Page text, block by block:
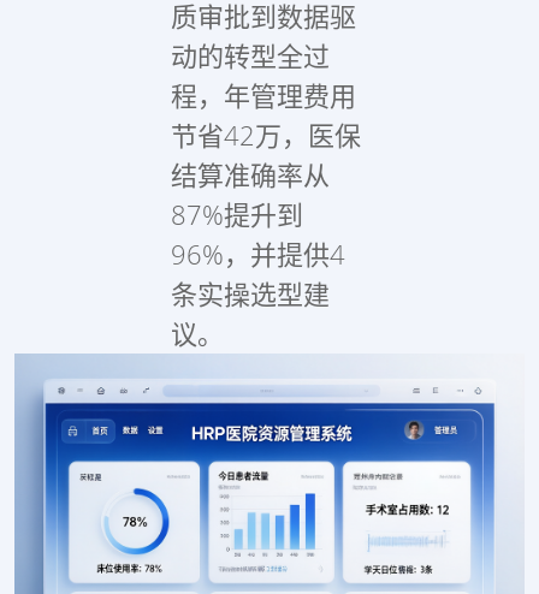
质审批到数据驱
动的转型全过
程，年管理费用
节省42万，医保
结算准确率从
87%提升到
96%，并提供4
条实操选型建
议。